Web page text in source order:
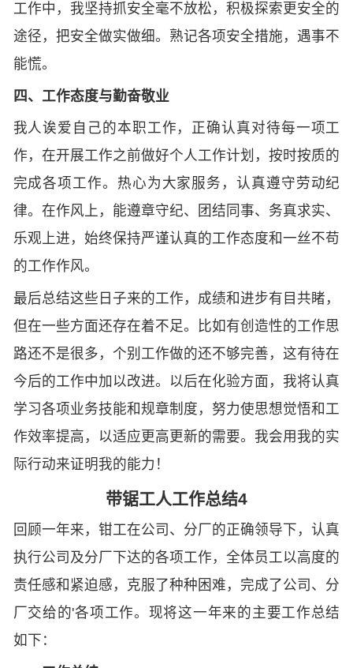
工作中，我坚持抓安全毫不放松，积极探索更安全的
途径，把安全做实做细。熟记各项安全措施，遇事不
能慌。
四、工作态度与勤奋敬业
我人诶爱自己的本职工作，正确认真对待每一项工
作，在开展工作之前做好个人工作计划，按时按质的
完成各项工作。热心为大家服务，认真遵守劳动纪
律。在作风上，能遵章守纪、团结同事、务真求实、
乐观上进，始终保持严谨认真的工作态度和一丝不苟
的工作作风。
最后总结这些日子来的工作，成绩和进步有目共睹，
但在一些方面还存在着不足。比如有创造性的工作思
路还不是很多，个别工作做的还不够完善，这有待在
今后的工作中加以改进。以后在化验方面，我将认真
学习各项业务技能和规章制度，努力使思想觉悟和工
作效率提高，以适应更高更新的需要。我会用我的实
际行动来证明我的能力！
带锯工人工作总结4
回顾一年来，钳工在公司、分厂的正确领导下，认真
执行公司及分厂下达的各项工作，全体员工以高度的
责任感和紧迫感，克服了种种困难，完成了公司、分
厂交给的'各项工作。现将这一年来的主要工作总结
如下：